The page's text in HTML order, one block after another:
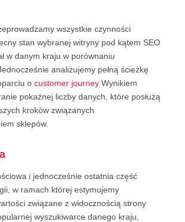
wszystkie czynności
stan wybranej witryny pod kątem SEO
w danym kraju w porównaniu
analizujemy pełną ścieżkę
o customer journeyWynikiem
pokaźnej liczby danych, które posłużą
kroków związanych
sklepów.
i jednocześnie ostatnia część
w ramach której estymujemy
związane z widocznością strony
wyszukiwarce danego kraju,